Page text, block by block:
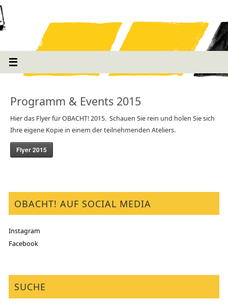
Programm & Events 2015
Hier das Flyer für OBACHT! 2015. Schauen Sie rein und holen Sie sich
Ihre eigene Kopie in einem der teilnehmenden Ateliers.
Flyer 2015
OBACHT! AUF SOCIAL MEDIA
Instagram
Facebook
SUCHE